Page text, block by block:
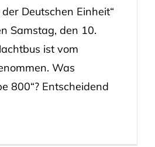
Deutschen Einheit“
Samstag, den 10.
ist vom
Was
800“? Entscheidend